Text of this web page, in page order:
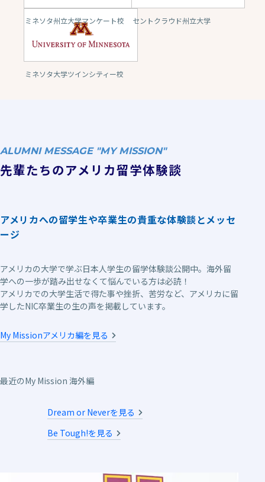
ミネソタ州立大学マンケート校 セントクラウド州立大学
ミネソタ大学ツインシティー校
ALUMNI MESSAGE "MY MISSION"
先輩たちのアメリカ留学体験談
アメリカへの留学生や卒業生の貴重な体験談とメッセ
ージ
アメリカの大学で学ぶ日本人学生の留学体験談公開中。海外留
学への一歩が踏み出せなくて悩んでいる方は必読！
アメリカでの大学生活で得た事や挫折、苦労など、アメリカに留
学したNIC卒業生の生の声を掲載しています。
My Missionアメリカ編を見る
最近のMy Mission 海外編
Dream or Neverを見る
Be Tough!を見る